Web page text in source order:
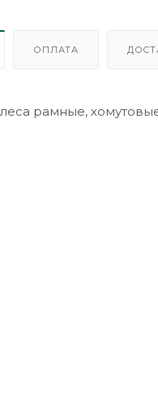
ОПЛАТА
рамные,